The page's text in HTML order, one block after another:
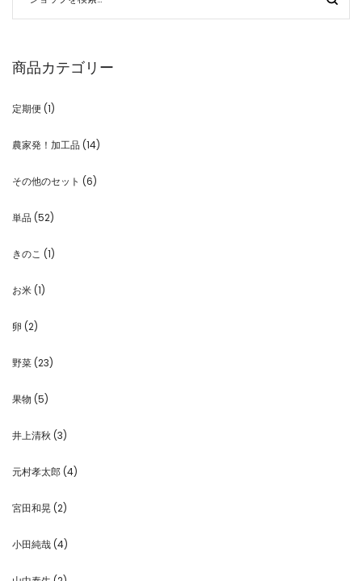
商品カテゴリー
定期便 (1)
農家発！加工品 (14)
その他のセット (6)
単品 (52)
きのこ (1)
お米 (1)
卵 (2)
野菜 (23)
果物 (5)
井上清秋 (3)
元村孝太郎 (4)
宮田和晃 (2)
小田純哉 (4)